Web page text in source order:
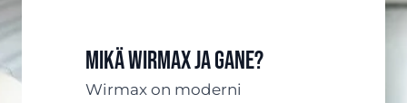
Mikä Wirmax ja Gane?
Wirmax on moderni